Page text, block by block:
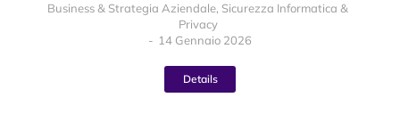
Business & Strategia Aziendale, Sicurezza Informatica &
Privacy
14 Gennaio 2026
Details